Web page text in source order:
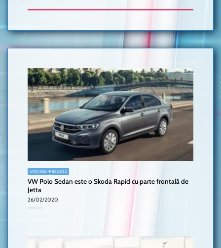
VINTAGE-PRE2022
VW Polo Sedan este o Skoda Rapid cu parte frontală de
Jetta
26/02/2020